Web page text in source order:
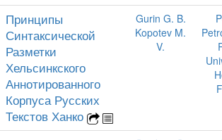
Принципы
Синтаксической
Разметки
Хельсинкского
Аннотированного
Корпуса Русских
Текстов Ханко
Gurin G. B.
Kopotev M.
V.